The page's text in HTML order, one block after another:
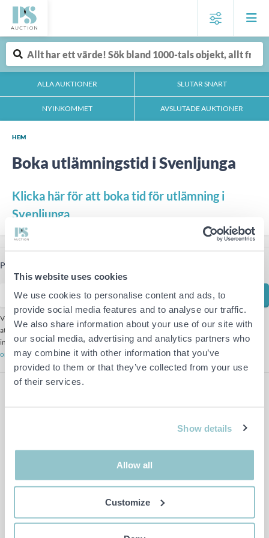
This website uses cookies
We use cookies to personalise content and ads, to
provide social media features and to analyse our traffic.
We also share information about your use of our site with
our social media, advertising and analytics partners who
may combine it with other information that you’ve
provided to them or that they’ve collected from your use
of their services.
Show details
Allow all
Customize
ALLA AUKTIONER SLUTAR SNART
NYINKOMMET AVSLUTADE AUKTIONER
HEM
Boka utlämningstid i Svenljunga
Klicka här för att boka tid för utlämning i
Svenljunga
Prenumerera på vårt nyhetsbrev för att få de senaste nyheterna
Vi använder oss av Mailchimp för vårt nyhetsbrev. genom
att klicka på "prenumerera" ovan, godkänner du att
informationen skickas till Mailchimp för behandling. Läs
om Mailschimps integritetspolicy här.
Prenumerera
Följ oss på Instagram
Titta på oss på Youtube
Hitta oss på LinkedIn